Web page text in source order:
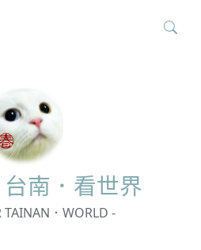
南．看世界
TAINAN．WORLD -